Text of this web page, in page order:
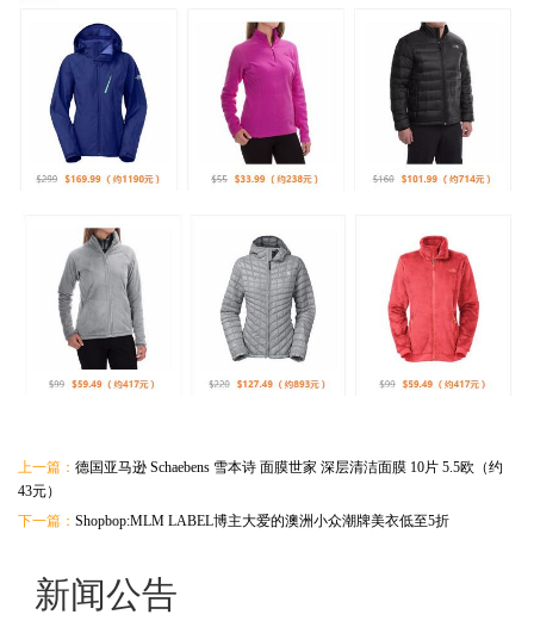
上一篇： 德国亚马逊 Schaebens 雪本诗 面膜世家 深层清洁面膜 10片 5.5欧（约
43元）
下一篇： Shopbop:MLM LABEL博主大爱的澳洲小众潮牌美衣低至5折
新闻公告